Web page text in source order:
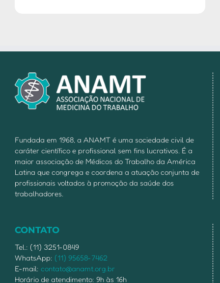
Fundada em 1968, a ANAMT é uma sociedade civil de
caráter científico e profissional sem fins lucrativos. É a
maior associação de Médicos do Trabalho da América
Latina que congrega e coordena a atuação conjunta de
profissionais voltados à promoção da saúde dos
trabalhadores.
CONTATO
Tel.: (11) 3251-0849
WhatsApp: (11) 95658-7462
E-mail: contato@anamt.org.br
Horário de atendimento: 9h às 16h